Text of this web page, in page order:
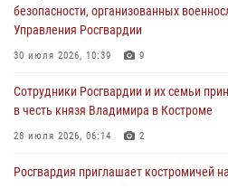
31 июля 2026, 07:08 4
Росгвардейцы знакомят костромичей
безопасности, организованных
Управления Росгвардии
30 июля 2026, 10:39 9
Cотрудники Росгвардии и их семьи
в честь князя Владимира в Костроме
28 июля 2026, 06:14 2
Росгвардия приглашает костромичей